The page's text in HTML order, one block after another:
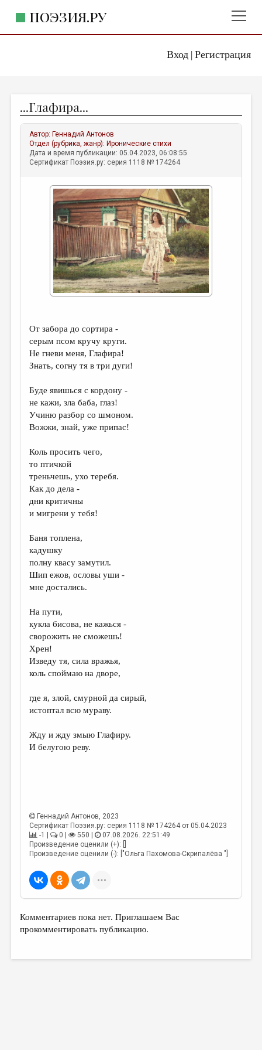
Вход| Регистрация
ПОЭЗИЯ.РУ
ЖАНРЫ
АВТОРЫ
КОММЕНТАРИИ
ЛИТСАЛОН
ПРАВИЛА САЙТА
ОТДЕЛЫ И РУБРИКИ
ИЗБРАННОЕ
ДАЙДЖЕСТ
ПРОИЗВЕДЕНИЯ
КОНКУРСЫ
ДЕТСКАЯ КОМНАТА
ОБЗОР ЛИТЕРАТУРЫ
СТРАНИЦЫ ПАМЯТИ
КОЛОНКА РЕДАКТОРА
РЕДКОЛЛЕГИЯ
ОТ РЕДАКЦИИ
ЭССЕИСТИКА
ЛИТЕРАТУРОВЕДЕНИЕ
КУЛЬТУРОВЕДЕНИЕ
ПУБЛИЦИСТИКА
РЕЦЕНЗИРОВАНИЕ
ЦИКЛЫ ПУБЛИКАЦИЙ
ТРЕДИАКОВСКИЙ
ВКОНТАКТЕ
...Глафира...
Автор: Геннадий Антонов
Отдел (рубрика, жанр): Иронические стихи
Дата и время публикации: 05.04.2023, 06:08:55
Сертификат Поэзия.ру: серия 1118 № 174264
От забора до сортира -
серым псом кручу круги.
Не гневи меня, Глафира!
Знать, согну тя в три дуги!
Буде явишься с кордону -
не кажи, зла баба, глаз!
Учиню разбор со шмоном.
Вожжи, знай, уже припас!
Коль просить чего,
то птичкой
треньчешь, ухо теребя.
Как до дела -
дни критичны
и мигрени у тебя!
Баня топлена,
кадушку
полну квасу замутил.
Шип ежов, ословы уши -
мне достались.
На пути,
кукла бисова, не кажься -
сворожить не сможешь!
Хрен!
Изведу тя, сила вражья,
коль споймаю на дворе,
где я, злой, смурной да сирый,
истоптал всю мураву.
Жду и жду змыю Глафиру.
И белугою реву.
Геннадий Антонов , 2023
Сертификат Поэзия.ру: серия 1118 № 174264 от 05.04.2023
-1 |
0 | 550 |
07.08.2026. 22:51:49
Произведение оценили (+): []
Произведение оценили (-): ["Ольга Пахомова-Скрипалёва "]
Комментариев пока нет. Приглашаем Вас
прокомментировать публикацию.